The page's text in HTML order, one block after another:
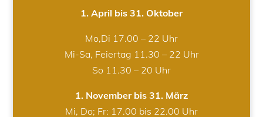
1. April bis 31. Oktober
Mo,Di 17.00 – 22 Uhr
Mi-Sa, Feiertag 11.30 – 22 Uhr
So 11.30 – 20 Uhr
1. November bis 31. März
Mi, Do; Fr: 17.00 bis 22.00 Uhr